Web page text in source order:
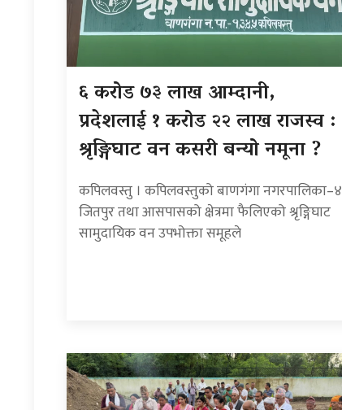
६ करोड ७३ लाख आम्दानी,
प्रदेशलाई १ करोड २२ लाख राजस्व :
श्रृङ्गिघाट वन कसरी बन्यो नमूना ?
कपिलवस्तु । कपिलवस्तुको बाणगंगा नगरपालिका–४
जितपुर तथा आसपासको क्षेत्रमा फैलिएको श्रृङ्गिघाट
सामुदायिक वन उपभोक्ता समूहले